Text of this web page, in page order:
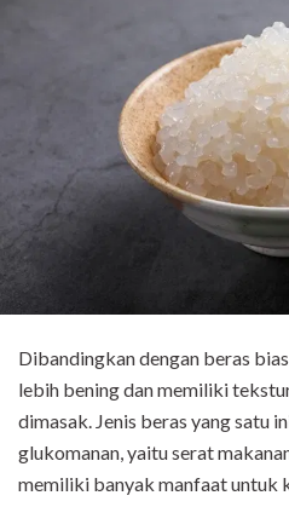
Dibandingkan dengan beras
lebih bening dan memiliki
dimasak. Jenis beras yang satu
glukomanan, yaitu serat
memiliki banyak manfaat untuk